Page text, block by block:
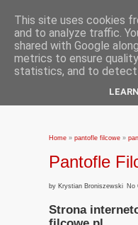
Home » pantofle filcowe »
Pantofle
by Krystian Broniszewski No
Strona
This site uses cookies
and to analyze traffic.
shared with Google
metrics to ensure
statistics, and to detect